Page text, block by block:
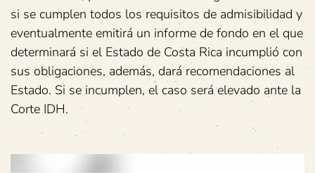
si se cumplen todos los requisitos de admisibilidad y
eventualmente emitirá un informe de fondo en el que
determinará si el Estado de Costa Rica incumplió con
sus obligaciones, además, dará recomendaciones al
Estado. Si se incumplen, el caso será elevado ante la
Corte IDH.